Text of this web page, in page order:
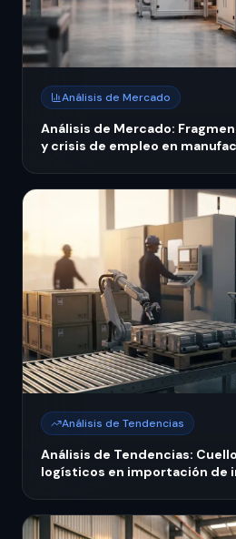
Análisis de Mercado
Análisis de Mercado:
y crisis de empleo en
Análisis de Tendencias
Análisis de Tendencias:
logísticos en importación de